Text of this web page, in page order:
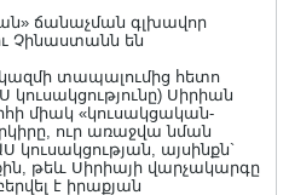
ճանաչման գլխավոր
Չինաստանն են
տապալումից հետո
կուսակցությունը) Սիրիան
միակ «կուսակցական-
ուր առաջվա նման
կուսակցության, այսինքն`
թեև Սիրիայի վարչակարգը
է իրաքյան